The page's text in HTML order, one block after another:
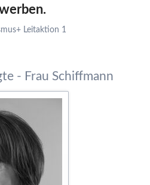
Leitaktion 1
- Frau Schiffmann